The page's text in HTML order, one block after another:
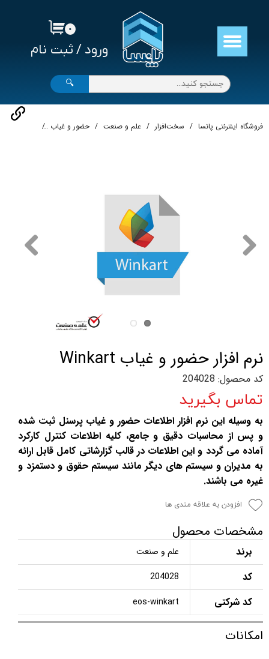
ورود / ثبت نام
حساب کاربری من
تغییر گذر واژه
سفارشات
خروج از حساب کاربری
۰
🔍
فروشگاه اینترنتی پانسا سخت‌افزار علم و صنعت حضور و غیاب
نرم افزار حضور و غیاب Winkart
کد محصول: 204028
تماس بگیرید
به وسیله این نرم افزار اطلاعات حضور و غیاب پرسنل ثبت شده
و پس از محاسبات دقیق و جامع، کلیه اطلاعات کنترل کارکرد
آماده می گردد و این اطلاعات در قالب گزارشاتی کامل قابل ارائه
به مدیران و سیستم های دیگر مانند سیستم حقوق و دستمزد و
غیره می باشند.
افزودن به علاقه مندی ها
مشخصات محصول
برند علم و صنعت
کد 204028
کد شرکتی eos-winkart
امکانات